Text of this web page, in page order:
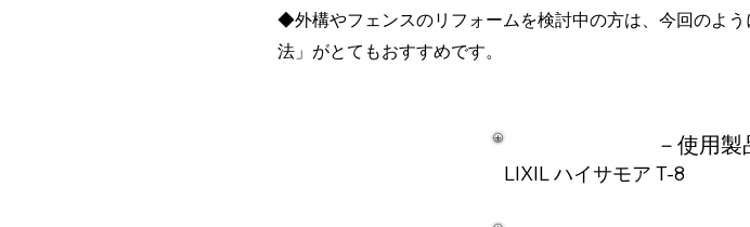
◆外構やフェンスのリフォームを検討中の方は、今回のよ
法」がとてもおすすめです。
－​使用製
LIXIL ハイサモア T-8